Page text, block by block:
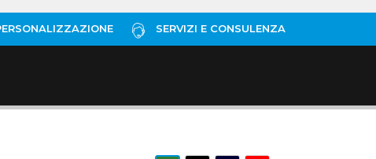
SERVIZI E CONSULENZA